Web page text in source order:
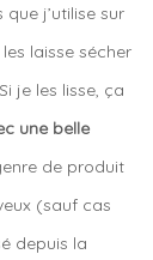
j’utilise sur
laisse sécher
je les lisse, ça
une belle
de produit
(sauf cas
depuis la